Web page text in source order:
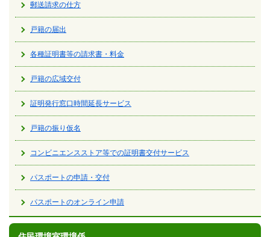
郵送請求の仕方
戸籍の届出
各種証明書等の請求書・料金
戸籍の広域交付
証明発行窓口時間延長サービス
戸籍の振り仮名
コンビニエンスストア等での証明書交付サービス
パスポートの申請・交付
パスポートのオンライン申請